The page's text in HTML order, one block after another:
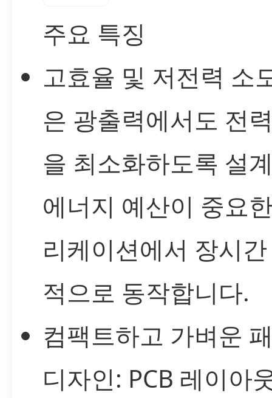
주요 특징
고효율 및 저전력 소
은 광출력에서도 전
을 최소화하도록 설
에너지 예산이 중요
리케이션에서 장시
적으로 동작합니다.
컴팩트하고 가벼운
디자인: PCB 레이아